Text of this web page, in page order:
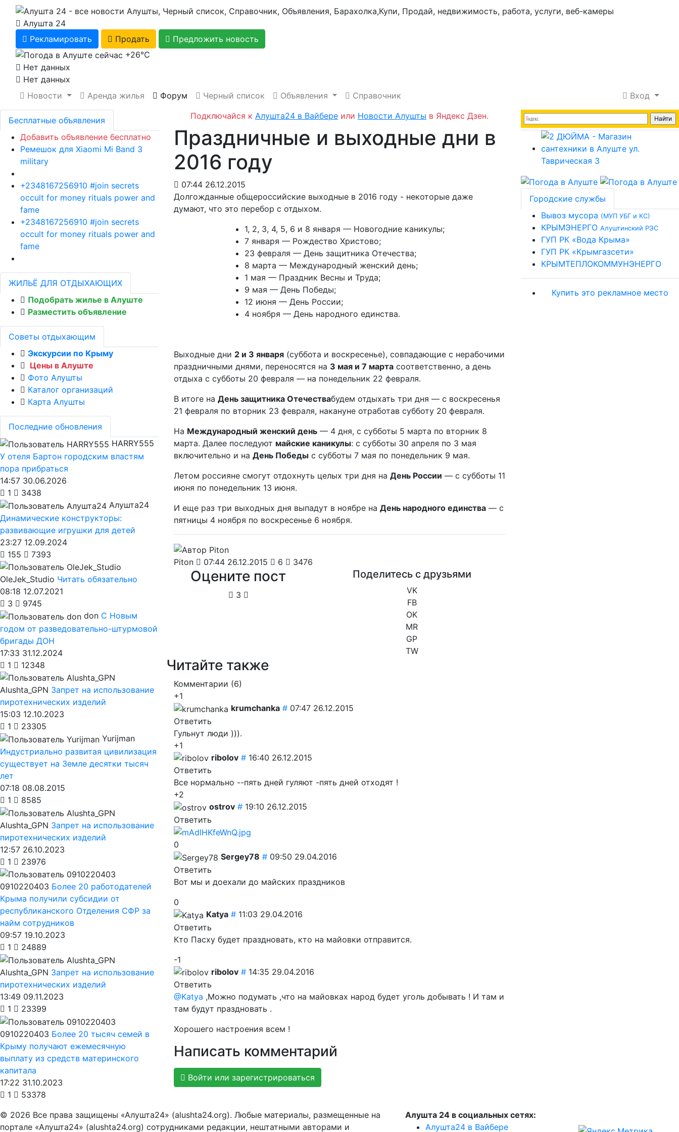
Алушта 24
Рекламировать
Продать
Предложить новость
+26℃
Нет данных
Нет данных
Новости
Аренда жилья Форум Черный список Объявления Справочник
Вход
Подключайся к Алушта24 в Вайбере или Новости Алушты в Яндекс Дзен.
Праздничные и выходные дни в
2016 году
07:44 26.12.2015
Долгожданные общероссийские выходные в 2016 году - некоторые даже
думают, что это перебор с отдыхом.
1, 2, 3, 4, 5, 6 и 8 января — Новогодние каникулы;
7 января — Рождество Христово;
23 февраля — День защитника Отечества;
8 марта — Международный женский день;
1 мая — Праздник Весны и Труда;
9 мая — День Победы;
12 июня — День России;
4 ноября — День народного единства.
Выходные дни 2 и 3 января(суббота и воскресенье), совпадающие с нерабочими
праздничными днями, переносятся на 3 мая и 7 мартасоответственно, а день
отдыха с субботы 20 февраля — на понедельник 22 февраля.
В итоге на День защитника Отечествабудем отдыхать три дня — с воскресенья
21 февраля по вторник 23 февраля, накануне отработав субботу 20 февраля.
На Международный женский день— 4 дня, с субботы 5 марта по вторник 8
марта. Далее последуют майские каникулы: с субботы 30 апреля по 3 мая
включительно и на День Победыс субботы 7 мая по понедельник 9 мая.
Летом россияне смогут отдохнуть целых три дня на День России — с субботы 11
июня по понедельник 13 июня.
И еще раз три выходных дня выпадут в ноябре на День народного единства— с
пятницы 4 ноября по воскресенье 6 ноября.
Piton 07:44 26.12.2015 6 3476
Оцените пост
3
Поделитесь с друзьями
VK
FB
OK
MR
GP
TW
Читайте также
Комментарии (6)
+1
krumchanka # 07:47 26.12.2015
Ответить
Гульнут люди ))).
+1
ribolov # 16:40 26.12.2015
Ответить
Все нормально --пять дней гуляют -пять дней отходят !
+2
ostrov # 19:10 26.12.2015
Ответить
0
Sergey78 # 09:50 29.04.2016
Ответить
Вот мы и доехали до майских праздников
0
Katya # 11:03 29.04.2016
Ответить
Кто Пасху будет праздновать, кто на майовки отправится.
-1
ribolov # 14:35 29.04.2016
Ответить
@Katya ,Можно подумать ,что на майовках народ будет уголь добывать ! И там и
там будут праздновать .
Хорошего настроения всем !
Написать комментарий
Войти или зарегистрироваться
Бесплатные объявления
Добавить объявление бесплатно
Ремешок для Xiaomi Mi Band 3
military
+2348167256910 #join secrets
occult for money rituals power and
fame
+2348167256910 #join secrets
occult for money rituals power and
fame
ЖИЛЬЁ ДЛЯ ОТДЫХАЮЩИХ
Подобрать жилье в Алуште
Разместить объявление
Советы отдыхающим
Экскурсии по Крыму
Цены в Алуште
Фото Алушты
Каталог организаций
Карта Алушты
Последние обновления
HARRY555
У отеля Бартон городским властям
пора прибраться
14:57 30.06.2026
1
3438
Алушта24
Динамические конструкторы:
развивающие игрушки для детей
23:27 12.09.2024
155
7393
OleJek_Studio Читать обязательно
08:18 12.07.2021
3
9745
don С Новым
годом от разведовательно-штурмовой
бригады ДОН
17:33 31.12.2024
1
12348
Alushta_GPN Запрет на использование
пиротехнических изделий
15:03 12.10.2023
1
23305
Yurijman
Индустриально развитая цивилизация
существует на Земле десятки тысяч
лет
07:18 08.08.2015
1
8585
Alushta_GPN Запрет на использование
пиротехнических изделий
12:57 26.10.2023
1
23976
0910220403 Более 20 работодателей
Крыма получили субсидии от
республиканского Отделения СФР за
найм сотрудников
09:57 19.10.2023
1
24889
Alushta_GPN Запрет на использование
пиротехнических изделий
13:49 09.11.2023
1
23399
0910220403 Более 20 тысяч семей в
Крыму получают ежемесячную
выплату из средств материнского
капитала
17:22 31.10.2023
1
53378
Городские службы
Вывоз мусора (МУП УБГ и КС)
КРЫМЭНЕРГО Алуштинский РЭС
ГУП РК «Вода Крыма»
ГУП РК «Крымгазсети»
КРЫМТЕПЛОКОММУНЭНЕРГО
Купить это рекламное место
© 2026 Все права защищены «Алушта24» (alushta24.org). Любые материалы, размещенные на
портале «Алушта24» (alushta24.org) сотрудниками редакции, нештатными авторами и
Алушта 24 в социальных сетях:
Алушта24 в Вайбере